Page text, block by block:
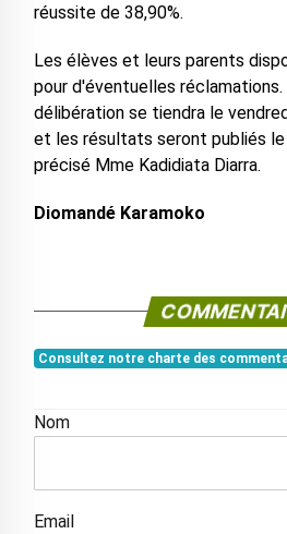
réussite de 38,90%.
Les élèves et leurs parents
pour d'éventuelles réclamations.
délibération se tiendra le
et les résultats seront publiés le
précisé Mme Kadidiata Diarra.
Diomandé Karamoko
Consultez notre charte des
Nom
Email